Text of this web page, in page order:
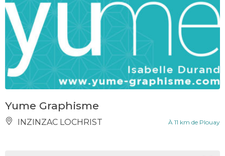
Yume Graphisme
INZINZAC LOCHRIST À 11 km de Plouay